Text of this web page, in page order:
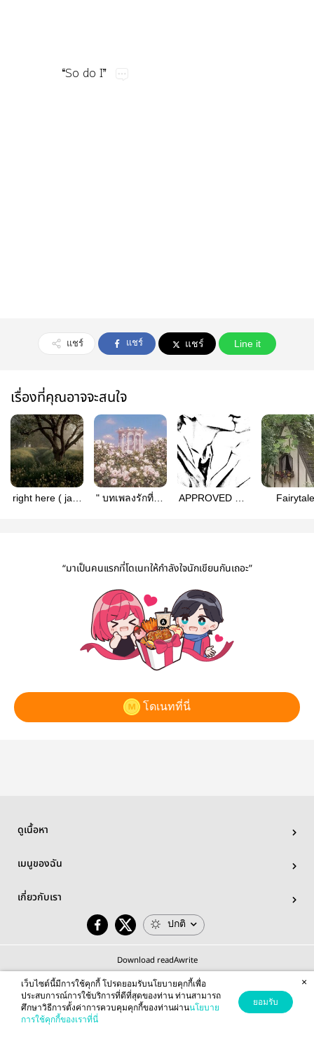
​ ​ “So​do​I”
แชร์ แชร์ แชร์ Line it
เรื่องที่คุณอาจจะสนใจ
right here ( jack
" บทเพลงรักที่ไม่
APPROVED OR
“มาเป็นคนแรกที่โดเนทให้กำลังใจนักเขียนกันเถอะ”
โดเนทที่นี่
ดูเนื้อหา
เมนูของฉัน
เกี่ยวกับเรา
ปกติ
Download readAwrite
© 2026 readAwrite.com by MEB Corporation Public Company Limited
This site is protected by reCAPTCHA and the Google
เว็บไซต์นี้มีการใช้คุกกี้ โปรดยอมรับนโยบายคุกกี้เพื่อ
ประสบการณ์การใช้บริการที่ดีที่สุดของท่าน ท่านสามารถ
ศึกษาวิธีการตั้งค่าการควบคุมคุกกี้ของท่านผ่านนโยบาย
การใช้คุกกี้ของเราที่นี่
ยอมรับ
×